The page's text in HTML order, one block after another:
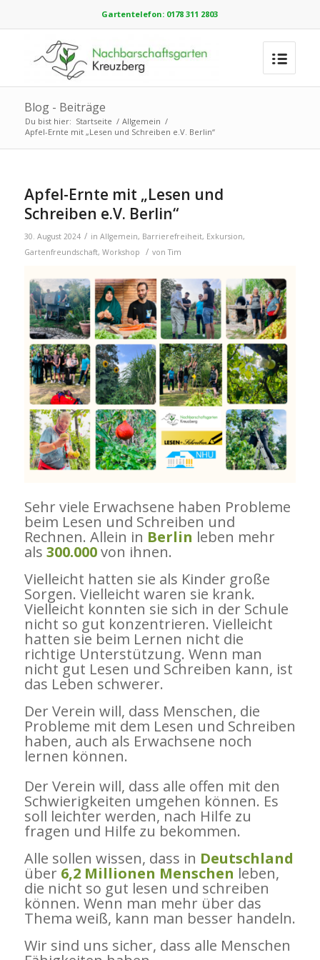
Gartentelefon: 0178 311 2803
Blog - Beiträge
Du bist hier: Startseite / Allgemein /
Apfel-Ernte mit „Lesen und Schreiben e.V. Berlin“
Apfel-Ernte mit „Lesen und
Schreiben e.V. Berlin“
30. August 2024 / in Allgemein, Barrierefreiheit, Exkursion,
Gartenfreundschaft, Workshop / vonTim
Sehr viele Erwachsene haben Probleme
beim Lesen und Schreiben und
Rechnen. Allein in Berlin leben mehr
als 300.000von ihnen.
Vielleicht hatten sie als Kinder große
Sorgen. Vielleicht waren sie krank.
Vielleicht konnten sie sich in der Schule
nicht so gut konzentrieren. Vielleicht
hatten sie beim Lernen nicht die
richtige Unterstützung. Wenn man
nicht gut Lesen und Schreiben kann, ist
das Leben schwerer.
Der Verein will, dass Menschen, die
Probleme mit dem Lesen und Schreiben
haben, auch als Erwachsene noch
lernen können.
Der Verein will, dass alle offen mit den
Schwierigkeiten umgehen können. Es
soll leichter werden, nach Hilfe zu
fragen und Hilfe zu bekommen.
Alle sollen wissen, dass in Deutschland
über 6,2 Millionen Menschen leben,
die nicht so gut lesen und schreiben
können. Wenn man mehr über das
Thema weiß, kann man besser handeln.
Wir sind uns sicher, dass alle Menschen